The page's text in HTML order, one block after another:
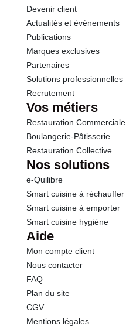
Devenir client
Actualités et événements
Publications
Marques exclusives
Partenaires
Solutions professionnelles
Recrutement
Vos métiers
Restauration Commerciale
Boulangerie-Pâtisserie
Restauration Collective
Nos solutions
e-Quilibre
Smart cuisine à réchauffer
Smart cuisine à emporter
Smart cuisine hygiène
Aide
Mon compte client
Nous contacter
FAQ
Plan du site
CGV
Mentions légales